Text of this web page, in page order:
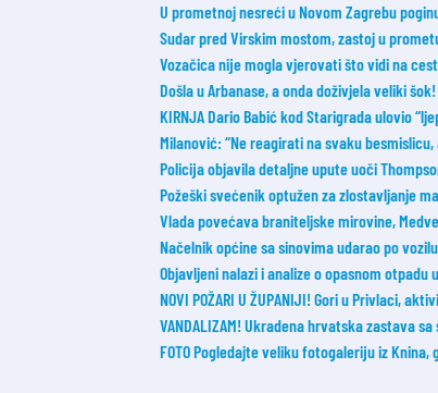
U prometnoj nesreći u Novom Zagrebu
Sudar pred Virskim mostom, zastoj u
Vozačica nije mogla vjerovati što vidi na
Došla u Arbanase, a onda doživjela veliki
KIRNJA Dario Babić kod Starigrada ulovio
Milanović: “Ne reagirati na svaku
Policija objavila detaljne upute uoči
Požeški svećenik optužen za zlostavljanje
Vlada povećava braniteljske mirovine,
Načelnik općine sa sinovima udarao po
Objavljeni nalazi i analize o opasnom otpadu
NOVI POŽARI U ŽUPANIJI! Gori u Privlaci,
VANDALIZAM! Ukradena hrvatska zastava
FOTO Pogledajte veliku fotogaleriju iz